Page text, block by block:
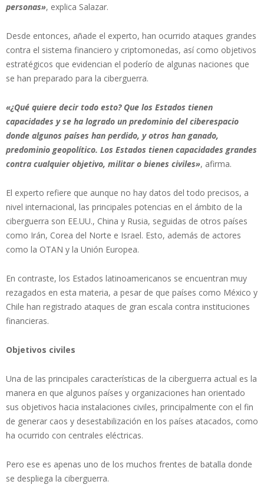
personas», explica Salazar.
Desde entonces, añade el experto, han ocurrido ataques grandes
contra el sistema financiero y criptomonedas, así como objetivos
estratégicos que evidencian el poderío de algunas naciones que
se han preparado para la ciberguerra.
«¿Qué quiere decir todo esto? Que los Estados tienen
capacidades y se ha logrado un predominio del ciberespacio
donde algunos países han perdido, y otros han ganado,
predominio geopolítico. Los Estados tienen capacidades grandes
contra cualquier objetivo, militar o bienes civiles», afirma.
El experto refiere que aunque no hay datos del todo precisos, a
nivel internacional, las principales potencias en el ámbito de la
ciberguerra son EE.UU., China y Rusia, seguidas de otros países
como Irán, Corea del Norte e Israel. Esto, además de actores
como la OTAN y la Unión Europea.
En contraste, los Estados latinoamericanos se encuentran muy
rezagados en esta materia, a pesar de que países como México y
Chile han registrado ataques de gran escala contra instituciones
financieras.
Objetivos civiles
Una de las principales características de la ciberguerra actual es la
manera en que algunos países y organizaciones han orientado
sus objetivos hacia instalaciones civiles, principalmente con el fin
de generar caos y desestabilización en los países atacados, como
ha ocurrido con centrales eléctricas.
Pero ese es apenas uno de los muchos frentes de batalla donde
se despliega la ciberguerra.